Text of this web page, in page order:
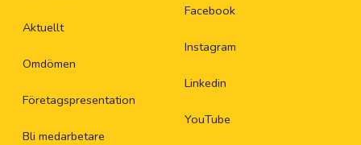
Aktuellt
Omdömen
Företagspresentation
Bli medarbetare
Facebook
Instagram
Linkedin
YouTube